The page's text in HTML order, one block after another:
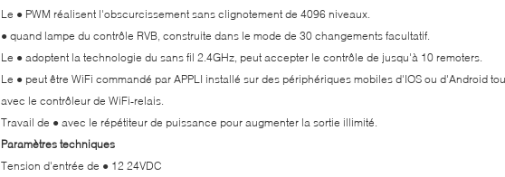
Le ● PWM réalisent l'obscurcissement sans clignotement de 4096 niveaux.
● quand lampe du contrôle RVB, construite dans le mode de 30 changements facultatif.
Le ● adoptent la technologie du sans fil 2.4GHz, peut accepter le contrôle de jusqu'à 10 remoters.
Le ● peut être WiFi commandé par APPLI installé sur des périphériques mobiles d'IOS ou d'Android
avec le contrôleur de WiFi-relais.
Travail de ● avec le répétiteur de puissance pour augmenter la sortie illimité.
Paramètres techniques
Tension d'entrée de ● 12 24VDC